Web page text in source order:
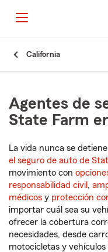
California
Agentes de
State Farm
La vida nunca se
el seguro de auto de
movimiento con
responsabilidad civil ,
médicos y protección
importar cuál sea su
ofrecer la cobertura
necesidades, desde
motocicletas y